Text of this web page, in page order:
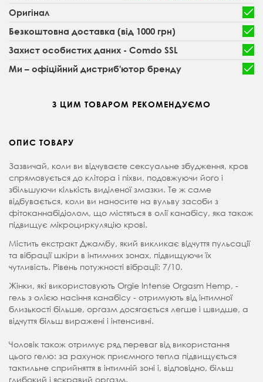
Оригінал
Безкоштовна доставка (від 1000 грн)
Захист особистих даних - Comdo SSL
Ми – офіційний дистриб'ютор бренду
З ЦИМ ТОВАРОМ РЕКОМЕНДУЄМО
ОПИС ТОВАРУ
Зазвичай, коли ви відчуваєте сексуальне збудження, кров
спрямовується до клітора і піхви, подовжуючи його і
збільшуючи кількість виділеної змазки. Те ж саме
відбувається, коли ви наносите на вульву засоби з
фітоканнабідіолом, що містяться в олії канабісу, яка також
підвищує мікроциркуляцію крові.
Містить екстракт Джамбу, який викликає відчуття пульсації
та вібрації шкіри в інтимних зонах, підвищуючи їх
чутливість. Рівень потужності вібрації: 7/10.
Жінки, які використовують Orgie Intense Orgasm Hemp, -
гель з олією насіння канабісу - отримують від інтимної
близькості більше, оргазм досягається легше і швидше, а
відчуття більш виражені і інтенсивні.
Чоловік також отримує ряд переваг від використання
цього гелю: за рахунок приємного тепла підвищується
тактильне сприйняття в інтимній зоні і, відповідно, більш
глибокий і яскравий оргазм.